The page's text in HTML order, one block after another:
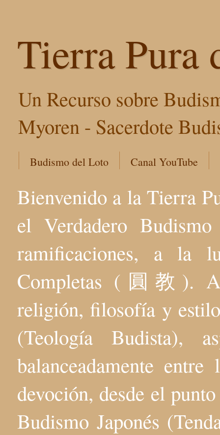
Tierra Pura
Un Recurso sobre
Myoren - Sacerdote
Budismo del Loto Canal YouTube
Bienvenido a la Tierra
el Verdadero
ramificaciones, a la
Completas (圓教).
religión, filosofía y
(Teología Budista),
balanceadamente
devoción, desde el
Budismo Japonés